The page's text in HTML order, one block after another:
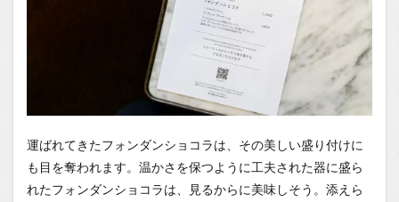
運ばれてきたフォンダンショコラは、その美しい盛り付けに
も目を奪われます。温かさを保つように工夫された器に盛ら
れたフォンダンショコラは、見るからに美味しそう。添えら